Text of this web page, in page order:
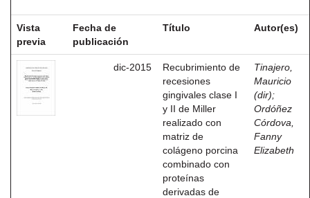
Vista
previa
Fecha de
publicación
Título Autor(es)
dic-2015
Recubrimiento de
recesiones
gingivales clase I
y II de Miller
realizado con
matriz de
colágeno porcina
combinado con
proteínas
derivadas de
Tinajero,
Mauricio
(dir);
Ordóñez
Córdova,
Fanny
Elizabeth